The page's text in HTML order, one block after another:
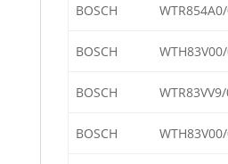
BOSCH
BOSCH
BOSCH
BOSCH